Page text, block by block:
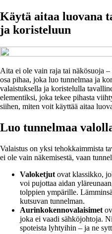
Käytä aitaa luovana
ja koristeluun
Aita ei ole vain raja tai näkösuoja
osa pihaa, joka luo tunnelmaa ja
valaistuksella ja koristelulla
elementiksi, joka tekee pihasta
siihen, miten voit käyttää aitaa
Luo tunnelmaa
Valaistus on yksi tehokkaimmista
ei ole vain näkemisestä, vaan
Valoketjut ovat klassikko,
voi pujottaa aidan
tolppien ympärille.
kutsuvan tunnelman.
Aurinkokennovalaisimet
joka ei vaadi sähköjohtoja.
spoteista lyhtyihin – ja ne